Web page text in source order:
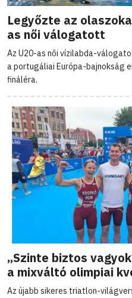
Legyőzte az
as női válogatott
Az U20-as női vízilabda-
a portugáliai Európa-bajnokság
fináléra.
„Szinte biztos
a mixváltó olimpiai
Az újabb sikeres triatlon-